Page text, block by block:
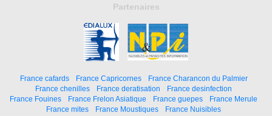
Partenaires
France cafards France Capricornes
France Charancon du Palmier
France chenilles
France deratisation
France desinfection
France Fouines
France Frelon Asiatique France guepes
France Merule
France mites
France Moustiques
France Nuisibles